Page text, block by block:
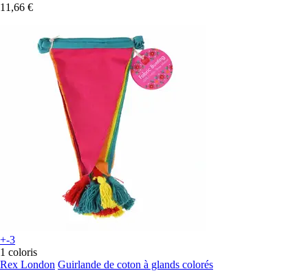
11,66 €
+-3
1 coloris
Rex London Guirlande de coton à glands colorés